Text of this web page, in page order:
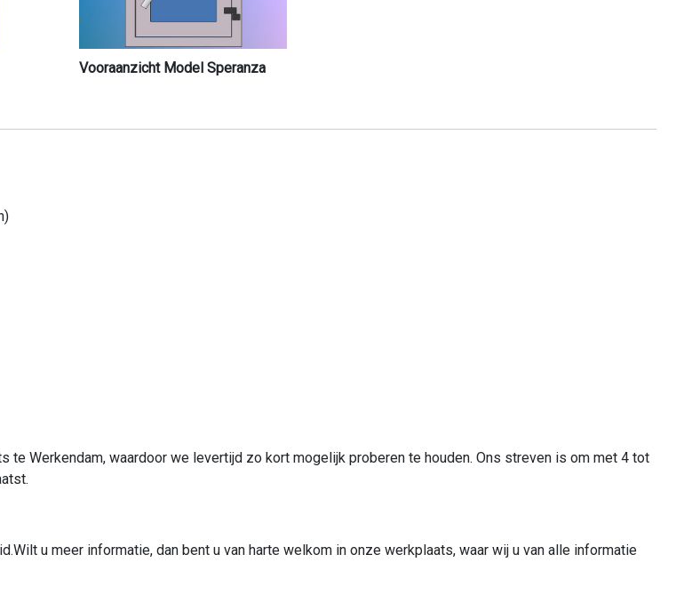
Vooraanzicht Model Speranza
Werkendam, waardoor we levertijd zo kort mogelijk proberen te houden. Ons streven is om met 4 tot
u meer informatie, dan bent u van harte welkom in onze werkplaats, waar wij u van alle informatie